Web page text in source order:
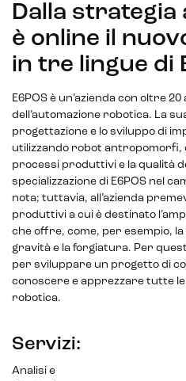
CRM & email
Sistemi di loyalty
Dalla strategia
è online il
in tre lingue di
E6POS è un’azienda con oltre
dell’automazione robotica. La
progettazione e lo sviluppo di
utilizzando robot antropomorfi,
processi produttivi e la qualità
specializzazione di E6POS nel
nota; tuttavia, all’azienda
produttivi a cui è destinato
che offre, come, per esempio,
gravità e la forgiatura. Per
per sviluppare un progetto di
conoscere e apprezzare tutte le
robotica.
Servizi:
Analisi e